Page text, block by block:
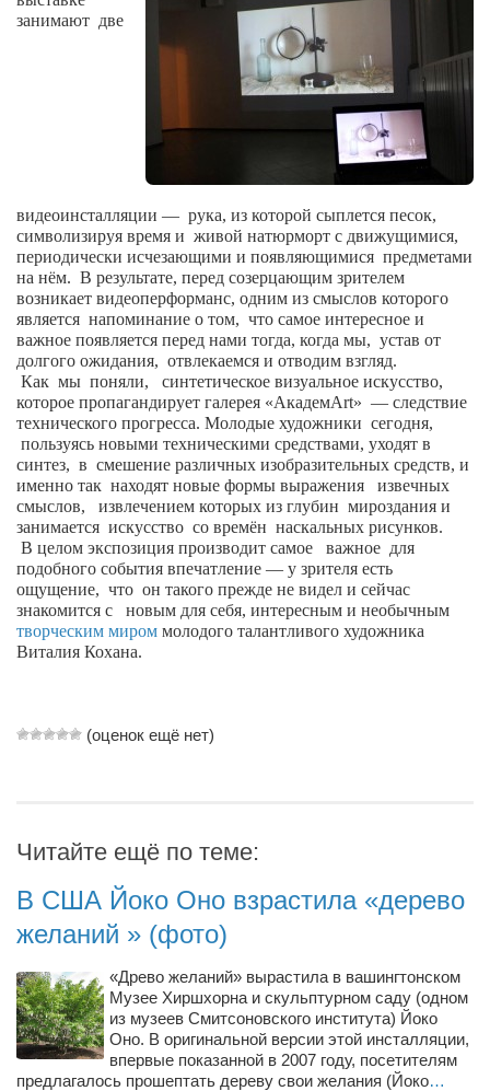
Александра Скорук
Евгений Полюхович
Косметологическое отделение КП Сумская
городская клиническая больница №4
Оптика — Медтехника
Тенториум -центр независимых дистрибьюторов
Кафе, клубы, рестораны
«Винегрет» — демократичный ресторан
«ЧАЙ — КАВА» магазин — кафе
Магазины
«CYCLE GARAGE» — магазин велосипедов
«Книголюб» — супермаркет
Багетный двор
МАГАЗИН СТИХОВ НА ЗАКАЗ
«Траверс» — экипировочный центр
Александр Кугук
Музыканты
Евгений Касьяненко
Денис Федченко
Звукорежиссёры
Alfom Studio
занимают две
видеоинсталляции — рука, из которой сыплется песок,
символизируя время и живой натюрморт с движущимися,
периодически исчезающими и появляющимися предметами
на нём. В результате, перед созерцающим зрителем
возникает видеоперформанс, одним из смыслов которого
является напоминание о том, что самое интересное и
важное появляется перед нами тогда, когда мы, устав от
долгого ожидания, отвлекаемся и отводим взгляд.
Как мы поняли,
синтетическое визуальное искусство,
которое пропагандирует галерея «АкадемArt» — следствие
технического прогресса. Молодые художники сегодня,
пользуясь новыми техническими средствами, уходят в
синтез, в смешение различных изобразительных средств, и
именно так находят новые формы выражения
извечных
смыслов,
извлечением которых из глубин мироздания и
занимается искусство со времён наскальных рисунков.
В целом экспозиция производит самое
важное для
подобного события впечатление — у зрителя есть
ощущение, что он такого прежде не видел и сейчас
знакомится с
новым для себя, интересным и необычным
творческим миром молодого талантливого художника
Виталия Кохана.
(оценок ещё нет)
Читайте ещё по теме:
В США Йоко Оно взрастила «дерево
желаний » (фото)
«Древо желаний» вырастила в вашингтонском
Музее Хиршхорна и скульптурном саду (одном
из музеев Смитсоновского института) Йоко
Оно. В оригинальной версии этой инсталляции,
впервые показанной в 2007 году, посетителям
предлагалось прошептать дереву свои желания (Йоко…